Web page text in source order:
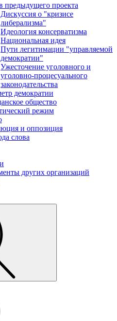
предыдущего проекта
Дискуссия о "кризисе
либерализма"
Идеология консерватизма
Национальная идея
Пути легитимации "управляемой
демократии"
Ужесточение уголовного и
уголовно-процесуального
законодательства
демократии
общество
режим
и оппозиция
слова
других организаций